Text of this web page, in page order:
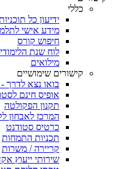
כללי
ידיעון כל
מידע אישי
חיפוש קורס
לוח שנת
מילואים
קישורים שימושיים
בואו נצא לדרך
אופיס חינם
תקנון הפקולטה
המרכז לאבחון
כרטיס סטודנט
תכניות התמחות
קריירה / משרות
שירותי ייעוץ